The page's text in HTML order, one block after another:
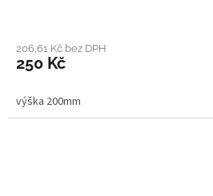
206,61 Kč bez DPH
250 Kč
výška 200mm